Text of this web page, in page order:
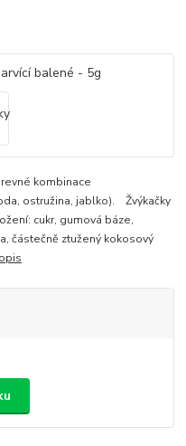
kombinace
ostružina, jablko). Žvýkačky
cukr, gumová báze,
částečně ztužený kokosový